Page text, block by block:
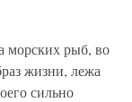
морских рыб, во
жизни, лежа
сильно